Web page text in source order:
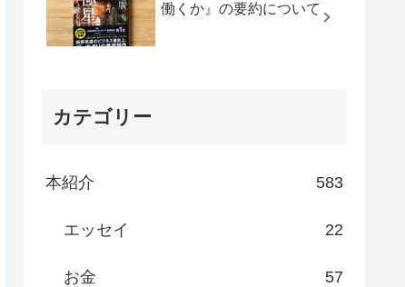
働くか』の要約について
カテゴリー
本紹介 583
エッセイ 22
お金 57